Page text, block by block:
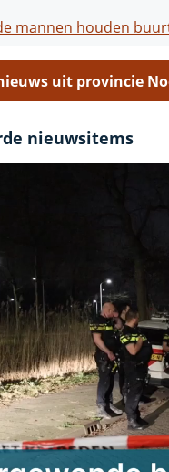
mannen houden
uit provincie
nieuwsitems